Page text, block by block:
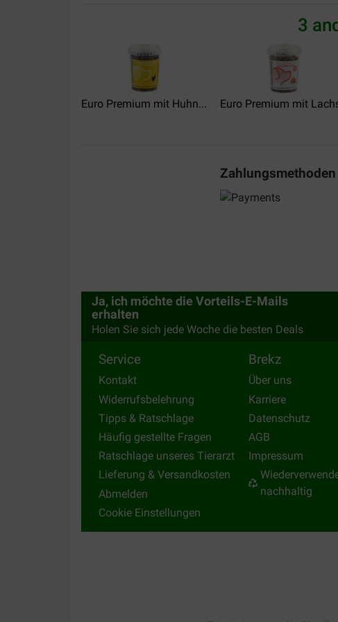
3
Euro Premium mit Huhn... Euro Premium mit
Zahlungsmethoden
Ja, ich möchte die Vorteils-E-Mails
erhalten
Holen Sie sich jede Woche die besten Deals
Service
Kontakt
Widerrufsbelehrung
Tipps & Ratschlage
Häufig gestellte Fragen
Ratschlage unseres Tierarzt
Lieferung & Versandkosten
Abmelden
Cookie Einstellungen
Brekz
Über uns
Karriere
Datenschutz
AGB
Impressum
nachhaltig